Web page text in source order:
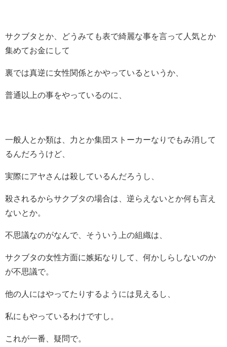
サクブタとか、どうみても表で綺麗な事を言って人気とか
集めてお金にして
裏では真逆に女性関係とかやっているというか、
普通以上の事をやっているのに、
一般人とか類は、力とか集団ストーカーなりでもみ消して
るんだろうけど、
実際にアヤさんは殺しているんだろうし、
殺されるからサクブタの場合は、逆らえないとか何も言え
ないとか。
不思議なのがなんで、そういう上の組織は、
サクブタの女性方面に嫉妬なりして、何かしらしないのか
が不思議で。
他の人にはやってたりするようには見えるし、
私にもやっているわけですし。
これが一番、疑問で。